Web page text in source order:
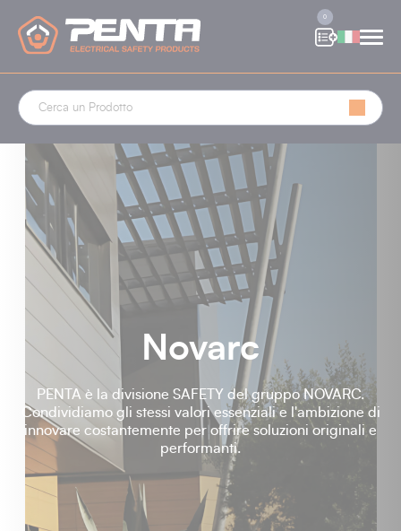
0
Novarc
PENTA è la divisione SAFETY del gruppo NOVARC.
Condividiamo gli stessi valori essenziali e l'ambizione di
innovare costantemente per offrire soluzioni originali e
performanti.